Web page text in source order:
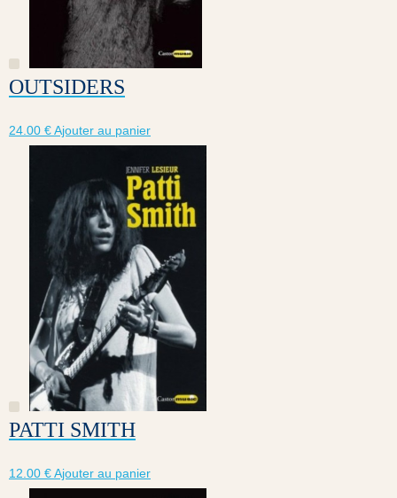
OUTSIDERS
24.00 €Ajouter au panier
PATTI SMITH
12.00 €Ajouter au panier